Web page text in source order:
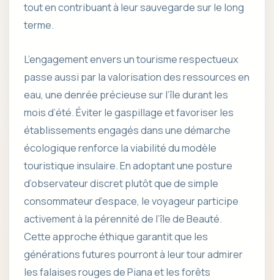
tout en contribuant à leur sauvegarde sur le long
terme.
L’engagement envers un tourisme respectueux
passe aussi par la valorisation des ressources en
eau, une denrée précieuse sur l’île durant les
mois d’été. Éviter le gaspillage et favoriser les
établissements engagés dans une démarche
écologique renforce la viabilité du modèle
touristique insulaire. En adoptant une posture
d’observateur discret plutôt que de simple
consommateur d’espace, le voyageur participe
activement à la pérennité de l’île de Beauté.
Cette approche éthique garantit que les
générations futures pourront à leur tour admirer
les falaises rouges de Piana et les forêts